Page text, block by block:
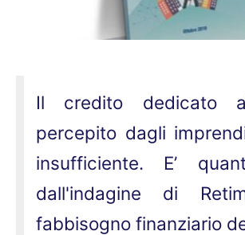
Il credito dedicato
percepito dagli
insufficiente. E’
dall'indagine di
fabbisogno finanziario